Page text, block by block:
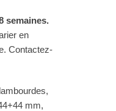
semaines.
en
Contactez-
mm,